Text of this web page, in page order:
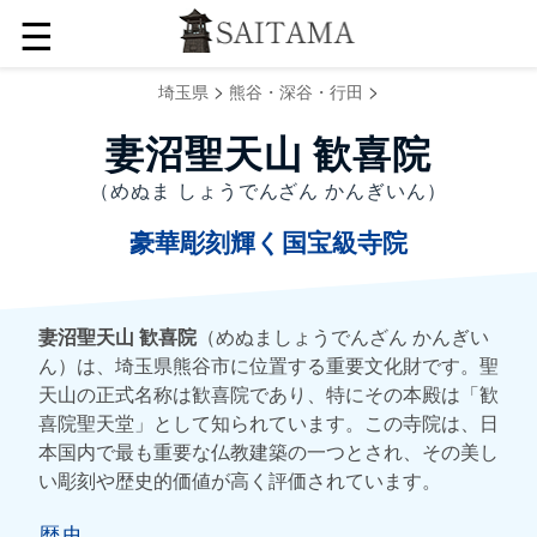
☰
埼玉県 > 熊谷・深谷・行田 >
妻沼聖天山 歓喜院
（めぬま しょうでんざん かんぎいん）
豪華彫刻輝く国宝級寺院
妻沼聖天山 歓喜院（めぬましょうでんざん かんぎい
ん）は、埼玉県熊谷市に位置する重要文化財です。聖
天山の正式名称は歓喜院であり、特にその本殿は「歓
喜院聖天堂」として知られています。この寺院は、日
本国内で最も重要な仏教建築の一つとされ、その美し
い彫刻や歴史的価値が高く評価されています。